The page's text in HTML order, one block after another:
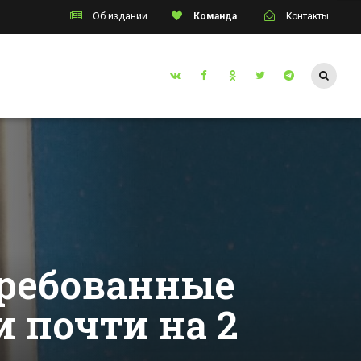
Об издании Команда Контакты
почти на 2